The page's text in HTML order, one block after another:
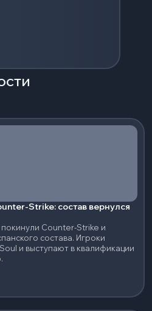
Strike: состав вернулся
Counter-Strike и
состава. Игроки
и выступают в квалификации